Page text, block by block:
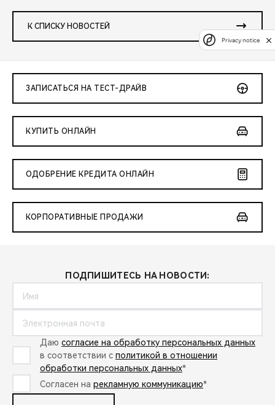
К СПИСКУ НОВОСТЕЙ
ЗАПИСАТЬСЯ НА ТЕСТ-ДРАЙВ
КУПИТЬ ОНЛАЙН
ОДОБРЕНИЕ КРЕДИТА ОНЛАЙН
КОРПОРАТИВНЫЕ ПРОДАЖИ
ПОДПИШИТЕСЬ НА НОВОСТИ:
Даю согласие на обработку персональных данных
в соответствии с политикой в отношении
обработки персональных данных*
Согласен на рекламную коммуникацию*
Privacy notice